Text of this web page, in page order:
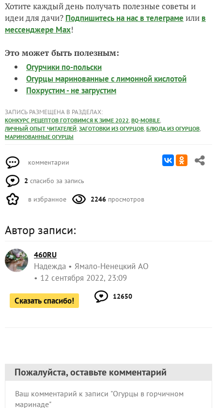
Хотите каждый день получать полезные советы и
идеи для дачи? Подпишитесь на нас в телеграме или в
мессенджере Max!
Это может быть полезным:
Огурчики по-польски
Огурцы маринованные с лимонной кислотой
Похрустим - не загрустим
ЗАПИСЬ РАЗМЕЩЕНА В РАЗДЕЛАХ:
КОНКУРС РЕЦЕПТОВ ГОТОВИМСЯ К ЗИМЕ 2022, BQ-MOBILE,
ЛИЧНЫЙ ОПЫТ ЧИТАТЕЛЕЙ, ЗАГОТОВКИ ИЗ ОГУРЦОВ, БЛЮДА ИЗ ОГУРЦОВ,
МАРИНОВАННЫЕ ОГУРЦЫ
комментарии
2 спасибо за запись
в избранное 2246 просмотров
Автор записи:
460RU
Надежда
Ямало-Ненецкий АО
12 сентября 2022, 23:09
Сказать спасибо! 12650
Пожалуйста, оставьте комментарий